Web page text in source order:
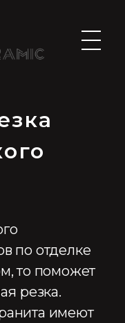
по отделке
то поможет
резка.
имеют